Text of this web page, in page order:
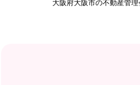
大阪府大阪市の不動産管